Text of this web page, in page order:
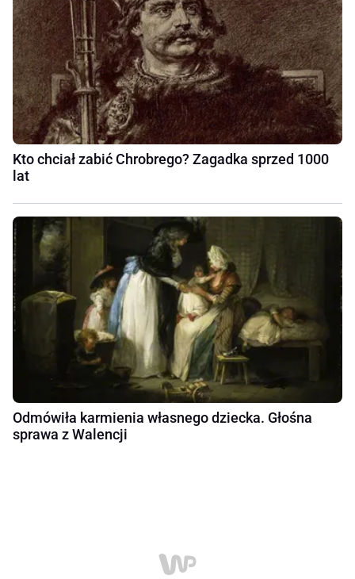
Kto chciał zabić Chrobrego? Zagadka sprzed 1000
lat
Odmówiła karmienia własnego dziecka. Głośna
sprawa z Walencji